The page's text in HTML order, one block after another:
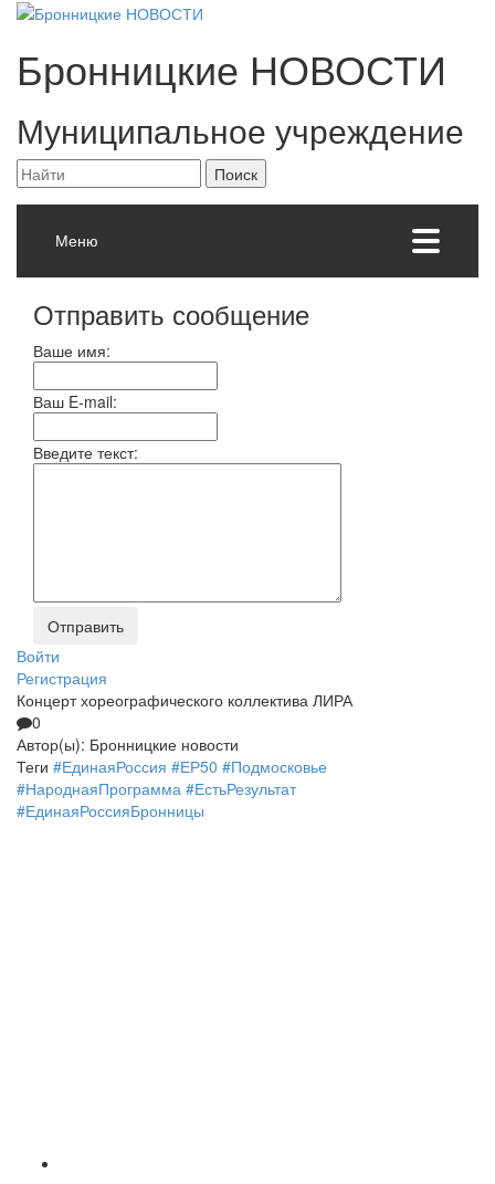
Бронницкие НОВОСТИ
Муниципальное учреждение
Меню
Отправить сообщение
Ваше имя:
Ваш E-mail:
Введите текст:
Войти
Регистрация
Концерт хореографического коллектива ЛИРА
0
Автор(ы): Бронницкие новости
Теги #ЕдинаяРоссия #ЕР50 #Подмосковье
#НароднаяПрограмма #ЕстьРезультат
#ЕдинаяРоссияБронницы